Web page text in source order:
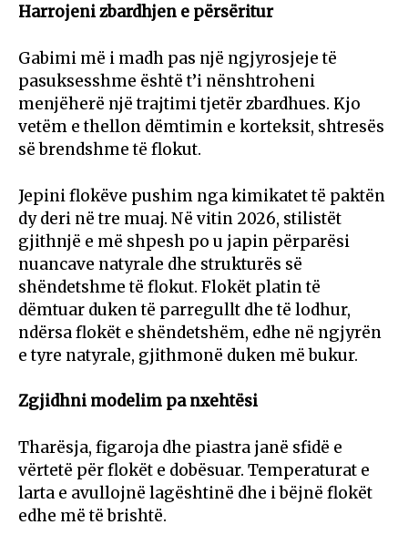
Harrojeni zbardhjen e përsëritur
Gabimi më i madh pas një ngjyrosjeje të
pasuksesshme është t’i nënshtroheni
menjëherë një trajtimi tjetër zbardhues. Kjo
vetëm e thellon dëmtimin e korteksit, shtresës
së brendshme të flokut.
Jepini flokëve pushim nga kimikatet të paktën
dy deri në tre muaj. Në vitin 2026, stilistët
gjithnjë e më shpesh po u japin përparësi
nuancave natyrale dhe strukturës së
shëndetshme të flokut. Flokët platin të
dëmtuar duken të parregullt dhe të lodhur,
ndërsa flokët e shëndetshëm, edhe në ngjyrën
e tyre natyrale, gjithmonë duken më bukur.
Zgjidhni modelim pa nxehtësi
Tharësja, figaroja dhe piastra janë sfidë e
vërtetë për flokët e dobësuar. Temperaturat e
larta e avullojnë lagështinë dhe i bëjnë flokët
edhe më të brishtë.